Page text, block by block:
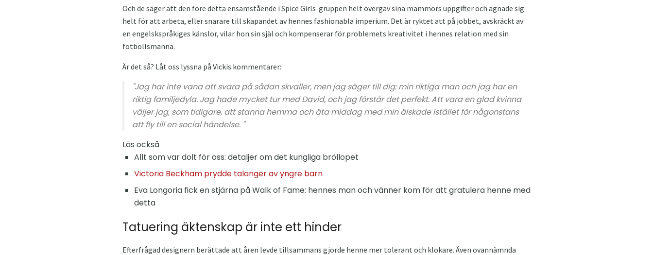
Och de säger att den före detta ensamstående i Spice Girls-gruppen helt övergav sina mammors uppgifter och ägnade sig
helt för att arbeta, eller snarare till skapandet av hennes fashionabla imperium. Det är ryktet att på jobbet, avskräckt av
en engelskspråkiges känslor, vilar hon sin själ och kompenserar för problemets kreativitet i hennes relation med sin
fotbollsmanna.
Är det så? Låt oss lyssna på Vickis kommentarer:
"Jag har inte vana att svara på sådan skvaller, men jag säger till dig: min riktiga man och jag har en
riktig familjedyla. Jag hade mycket tur med David, och jag förstår det perfekt. Att vara en glad kvinna
väljer jag, som tidigare, att stanna hemma och äta middag med min älskade istället för någonstans
att fly till en social händelse. "
Läs också
Allt som var dolt för oss: detaljer om det kungliga bröllopet
Victoria Beckham prydde talanger av yngre barn
Eva Longoria fick en stjärna på Walk of Fame: hennes man och vänner kom för att gratulera henne med
detta
Tatuering äktenskap är inte ett hinder
Efterfrågad designern berättade att åren levde tillsammans gjorde henne mer tolerant och klokare. Även ovannämnda